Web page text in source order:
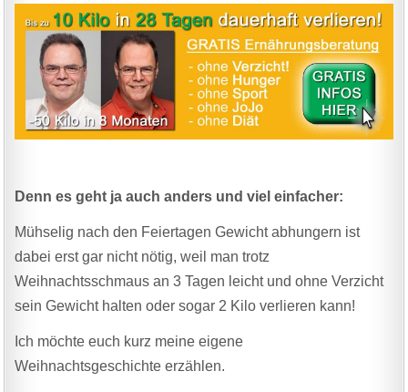
Denn es geht ja auch anders und viel einfacher:
Mühselig nach den Feiertagen Gewicht abhungern ist
dabei erst gar nicht nötig, weil man trotz
Weihnachtsschmaus an 3 Tagen leicht und ohne Verzicht
sein Gewicht halten oder sogar 2 Kilo verlieren kann!
Ich möchte euch kurz meine eigene
Weihnachtsgeschichte erzählen.